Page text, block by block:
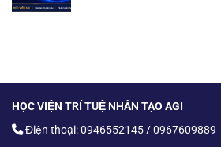
HỌC VIỆN TRÍ TUỆ NHÂN TẠO AGI
Điện thoại: 0946552145 / 0967609889